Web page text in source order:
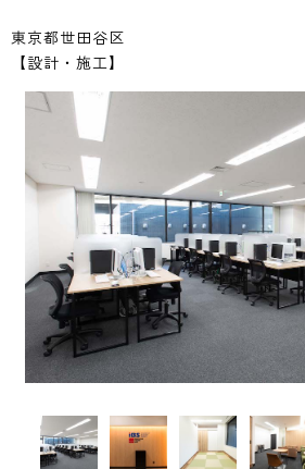
東京都世田谷区
【設計・施工】